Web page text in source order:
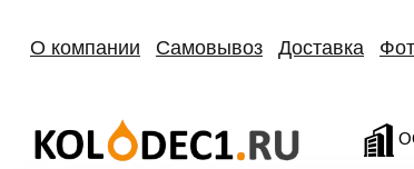
О компании Самовывоз Доставка